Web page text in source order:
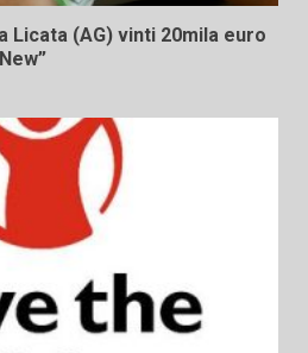
Licata (AG) vinti 20mila euro